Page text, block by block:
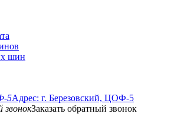
шин
Адрес: г. Березовский, ЦОФ-5
Заказать обратный звонок